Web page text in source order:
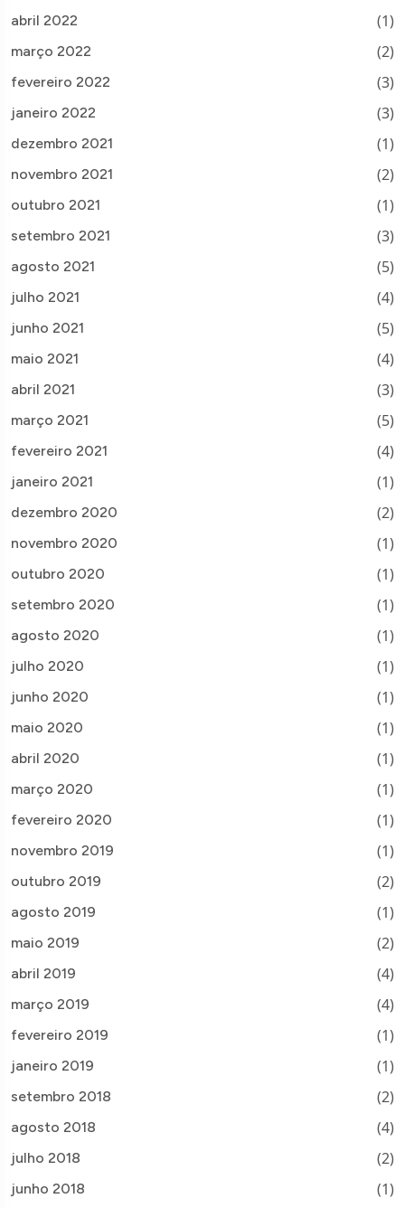
abril 2022 (1)
março 2022 (2)
fevereiro 2022 (3)
janeiro 2022 (3)
dezembro 2021 (1)
novembro 2021 (2)
outubro 2021 (1)
setembro 2021 (3)
agosto 2021 (5)
julho 2021 (4)
junho 2021 (5)
maio 2021 (4)
abril 2021 (3)
março 2021 (5)
fevereiro 2021 (4)
janeiro 2021 (1)
dezembro 2020 (2)
novembro 2020 (1)
outubro 2020 (1)
setembro 2020 (1)
agosto 2020 (1)
julho 2020 (1)
junho 2020 (1)
maio 2020 (1)
abril 2020 (1)
março 2020 (1)
fevereiro 2020 (1)
novembro 2019 (1)
outubro 2019 (2)
agosto 2019 (1)
maio 2019 (2)
abril 2019 (4)
março 2019 (4)
fevereiro 2019 (1)
janeiro 2019 (1)
setembro 2018 (2)
agosto 2018 (4)
julho 2018 (2)
junho 2018 (1)